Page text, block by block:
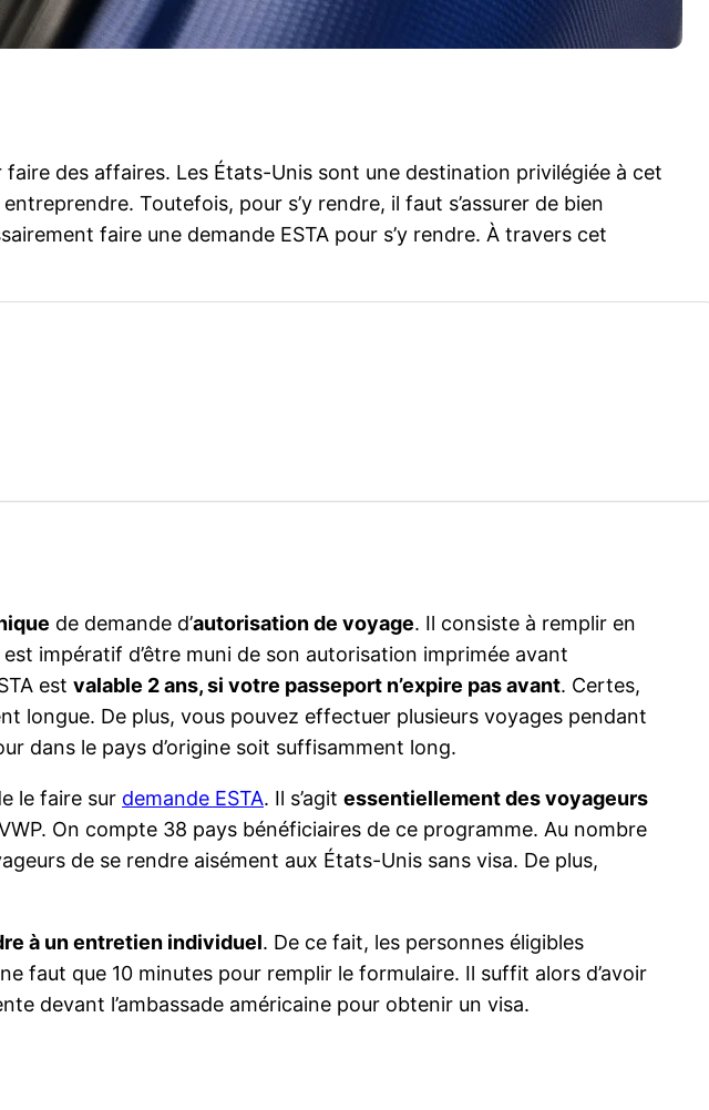
des affaires. Les États-Unis sont une destination privilégiée à cet
Toutefois, pour s’y rendre, il faut s’assurer de bien
faire une demande ESTA pour s’y rendre. À travers cet
de demande d’autorisation de voyage. Il consiste à remplir en
impératif d’être muni de son autorisation imprimée avant
est valable 2 ans, si votre passeport n’expire pas avant. Certes,
longue. De plus, vous pouvez effectuer plusieurs voyages pendant
dans le pays d’origine soit suffisamment long.
le faire sur demande ESTA. Il s’agit essentiellement des voyageurs
On compte 38 pays bénéficiaires de ce programme. Au nombre
de se rendre aisément aux États-Unis sans visa. De plus,
à un entretien individuel. De ce fait, les personnes éligibles
faut que 10 minutes pour remplir le formulaire. Il suffit alors d’avoir
devant l’ambassade américaine pour obtenir un visa.